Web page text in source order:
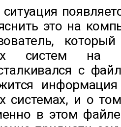
это на
который
систем на
с
системах, и о
в этом